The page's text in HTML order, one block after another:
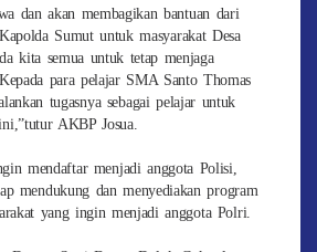
dan akan membagikan bantuan dari
Sumut untuk masyarakat Desa
kita semua untuk tetap menjaga
para pelajar SMA Santo Thomas
tugasnya sebagai pelajar untuk
AKBP Josua.
mendaftar menjadi anggota Polisi,
mendukung dan menyediakan program
yang ingin menjadi anggota Polri.